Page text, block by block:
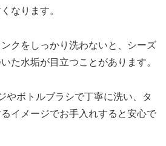
なります。
クをしっかり洗わないと、シーズ
た水垢が目立つことがあります。
やボトルブラシで丁寧に洗い、タ
イメージでお手入れすると安心で